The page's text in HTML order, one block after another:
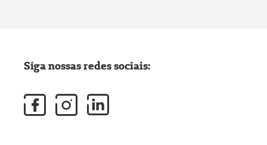
Siga nossas redes sociais: